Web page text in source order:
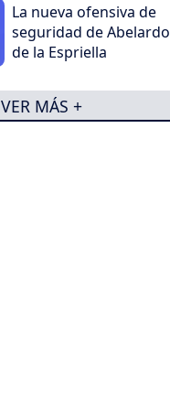
La nueva ofensiva de
seguridad de Abelardo
de la Espriella
VER MÁS +